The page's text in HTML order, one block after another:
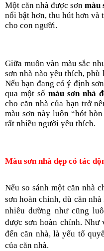
Một căn nhà được sơn màu
nổi bật hơn, thu hút hơn và
cho con người.
Giữa muôn vàn màu sắc
sơn nhà nào yêu thích, phù
Nếu bạn đang có ý định
qua một số màu sơn nhà
cho căn nhà của bạn trở
màu sơn này luôn “hót
rất nhiều người yêu thích.
Màu sơn nhà đẹp có tác
Nếu so sánh một căn nhà
sơn hoàn chỉnh, dù căn
nhiêu dường như cũng
được sơn hoàn chỉnh. Như
đến căn nhà, là yếu tố
của căn nhà.